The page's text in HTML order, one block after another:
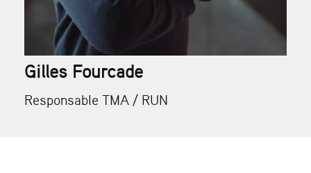
Gilles Fourcade
Responsable TMA / RUN